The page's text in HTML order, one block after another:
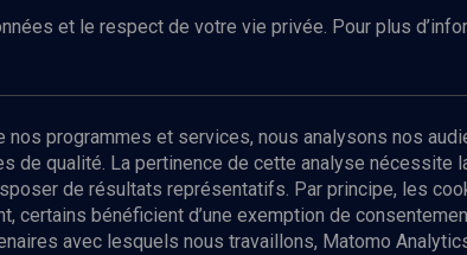
vous à notre newsletter
Envoyer
et le respect de votre vie privée. Pour plus
nos programmes et services, nous analysons nos
de qualité. La pertinence de cette analyse nécessite
de résultats représentatifs. Par principe, les
certains bénéficient d’une exemption de
avec lesquels nous travaillons, Matomo